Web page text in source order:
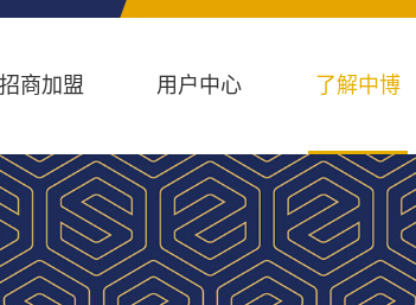
招商加盟 用户中心 了解中博